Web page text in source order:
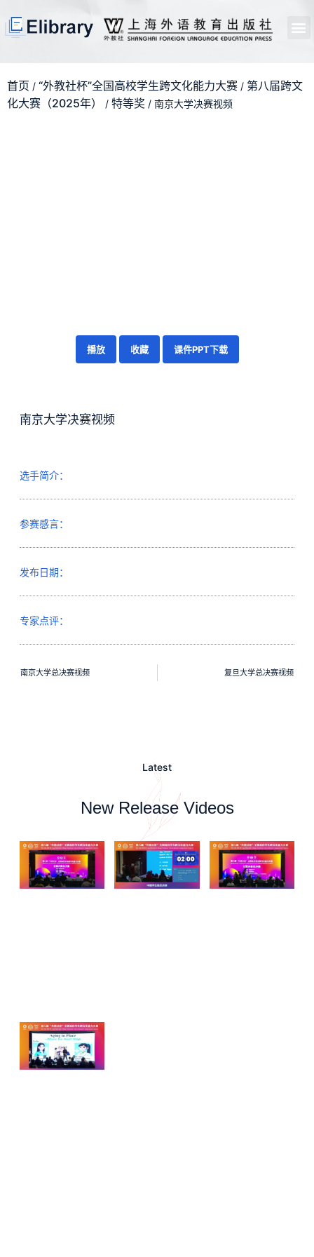
首页 / “外教社杯”全国高校学生跨文化能力大赛 / 第八届跨文
化大赛（2025年）
/ 特等奖 / 南京大学决赛视频
播放 收藏 课件PPT下载
南京大学决赛视频
选手简介：
参赛感言：
发布日期：
专家点评：
南京大学总决赛视频 复旦大学总决赛视频
Latest
New Release Videos